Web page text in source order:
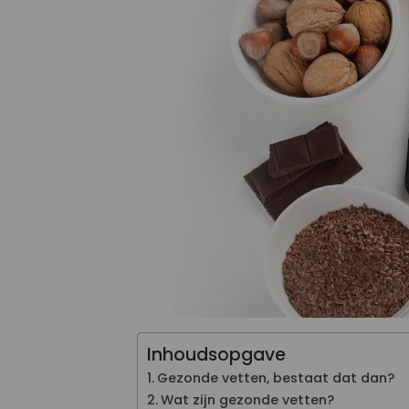
Inhoudsopgave
Gezonde vetten, bestaat dat dan?
Wat zijn gezonde vetten?